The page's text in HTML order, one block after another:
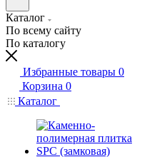
Каталог
По всему сайту
По каталогу
Избранные товары 0
Корзина 0
Каталог